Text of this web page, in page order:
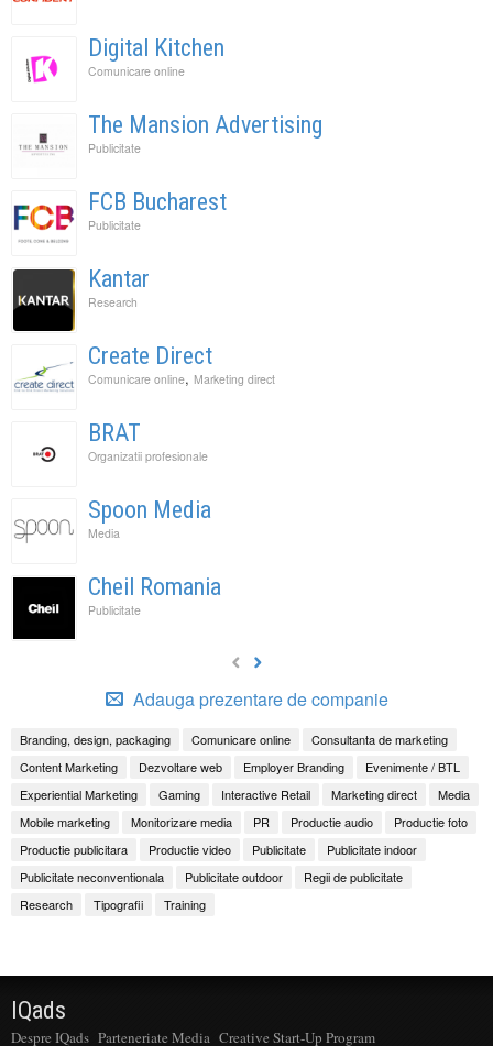
Digital Kitchen
Comunicare online
The Mansion Advertising
Publicitate
FCB Bucharest
Publicitate
Kantar
Research
Create Direct
Comunicare online, Marketing direct
BRAT
Organizatii profesionale
Spoon Media
Media
Cheil Romania
Publicitate
Adauga prezentare de companie
Branding, design, packaging Comunicare online
Consultanta de marketing
Content Marketing
Dezvoltare web Employer Branding
Evenimente / BTL
Experiential Marketing
Gaming Interactive Retail Marketing direct
Media
Mobile marketing
Monitorizare media PR Productie audio
Productie foto
Productie publicitara
Productie video Publicitate
Publicitate indoor
Publicitate neconventionala
Publicitate outdoor
Regii de publicitate
Research
Tipografii Training
IQads
Despre IQads Parteneriate Media Creative Start-Up Program